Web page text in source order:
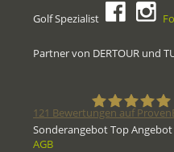
Golf Spezialist
Partner von DERTOUR und
121 Bewertungen auf
Sonderangebot Top
AGB